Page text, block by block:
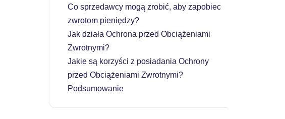
Co sprzedawcy mogą zrobić, aby zapobiec
zwrotom pieniędzy?
Jak działa Ochrona przed Obciążeniami
Zwrotnymi?
Jakie są korzyści z posiadania Ochrony
przed Obciążeniami Zwrotnymi?
Podsumowanie